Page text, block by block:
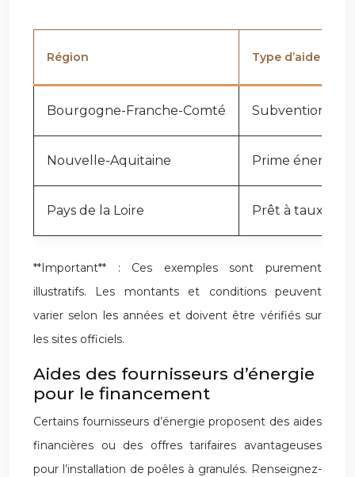
Région Type d’aide
Bourgogne-Franche-Comté Subvention
Nouvelle-Aquitaine Prime énergie
Pays de la Loire Prêt à taux zéro
**Important** : Ces exemples sont purement
illustratifs. Les montants et conditions peuvent
varier selon les années et doivent être vérifiés sur
les sites officiels.
Aides des fournisseurs d’énergie
pour le financement
Certains fournisseurs d’énergie proposent des aides
financières ou des offres tarifaires avantageuses
pour l’installation de poêles à granulés. Renseignez-